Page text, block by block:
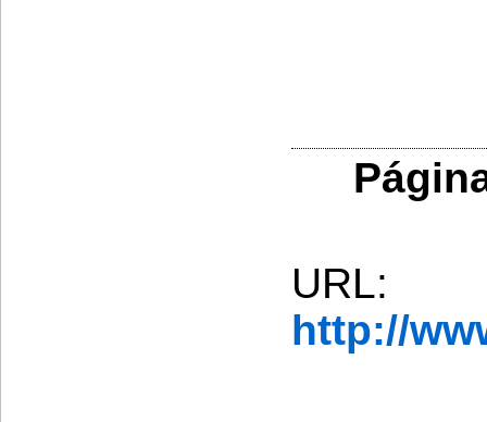
URL:
http://